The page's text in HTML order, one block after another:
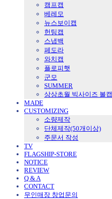
캠프캡
베레모
뉴스보이캡
헌팅캡
스냅백
페도라
와치캡
플로피햇
군모
SUMMER
상상초월 빅사이즈 볼캡
MADE
CUSTOMIZING
소량제작
단체제작(50개이상)
주문서 작성
TV
FLAGSHIP-STORE
NOTICE
REVIEW
Q & A
CONTACT
무인매장 창업문의